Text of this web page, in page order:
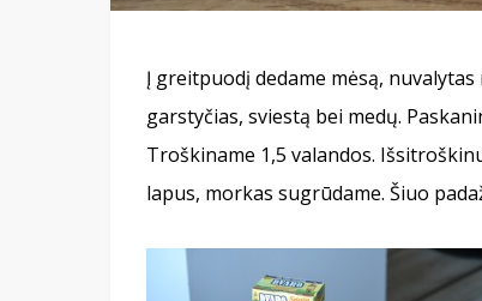
Į greitpuodį dedame mėsą,
garstyčias, sviestą bei medų.
Troškiname 1,5 valandos.
lapus, morkas sugrūdame. Šiuo